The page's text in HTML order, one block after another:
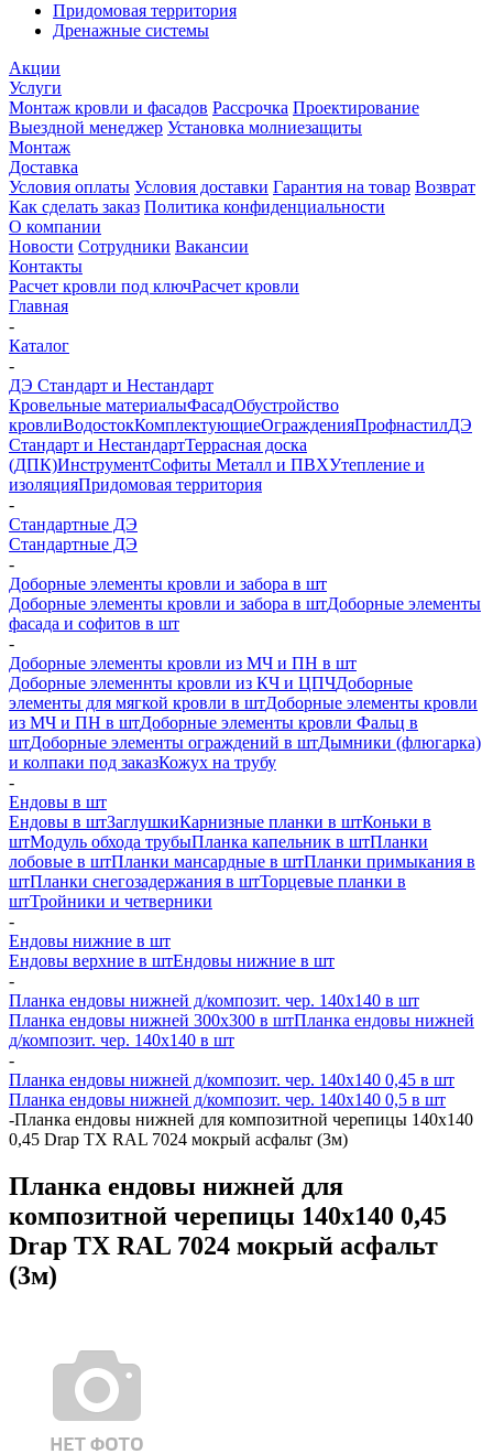
Придомовая территория
Дренажные системы
Акции
Услуги
Монтаж кровли и фасадов Рассрочка Проектирование
Выездной менеджер Установка молниезащиты
Монтаж
Доставка
Условия оплаты Условия доставки Гарантия на товар Возврат
Как сделать заказ Политика конфиденциальности
О компании
Новости Сотрудники Вакансии
Контакты
Расчет кровли под ключРасчет кровли
Главная
-
Каталог
-
ДЭ Стандарт и Нестандарт
Кровельные материалыФасадОбустройство
кровлиВодостокКомплектующиеОгражденияПрофнастилДЭ
Стандарт и НестандартТеррасная доска
(ДПК)ИнструментСофиты Металл и ПВХУтепление и
изоляцияПридомовая территория
-
Стандартные ДЭ
Стандартные ДЭ
-
Доборные элементы кровли и забора в шт
Доборные элементы кровли и забора в штДоборные элементы
фасада и софитов в шт
-
Доборные элементы кровли из МЧ и ПН в шт
Доборные элеменнты кровли из КЧ и ЦПЧДоборные
элементы для мягкой кровли в штДоборные элементы кровли
из МЧ и ПН в штДоборные элементы кровли Фальц в
штДоборные элементы ограждений в штДымники (флюгарка)
и колпаки под заказКожух на трубу
-
Ендовы в шт
Ендовы в штЗаглушкиКарнизные планки в штКоньки в
штМодуль обхода трубыПланка капельник в штПланки
лобовые в штПланки мансардные в штПланки примыкания в
штПланки снегозадержания в штТорцевые планки в
штТройники и четверники
-
Ендовы нижние в шт
Ендовы верхние в штЕндовы нижние в шт
-
Планка ендовы нижней д/композит. чер. 140х140 в шт
Планка ендовы нижней 300х300 в штПланка ендовы нижней
д/композит. чер. 140х140 в шт
-
Планка ендовы нижней д/композит. чер. 140х140 0,45 в шт
Планка ендовы нижней д/композит. чер. 140х140 0,5 в шт
-Планка ендовы нижней для композитной черепицы 140х140
0,45 Drap TX RAL 7024 мокрый асфальт (3м)
Планка ендовы нижней для
композитной черепицы 140х140 0,45
Drap TX RAL 7024 мокрый асфальт
(3м)